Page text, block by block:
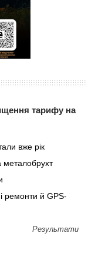
тарифу на
вже рік
металобрухт
ремонти й GPS-
Результати